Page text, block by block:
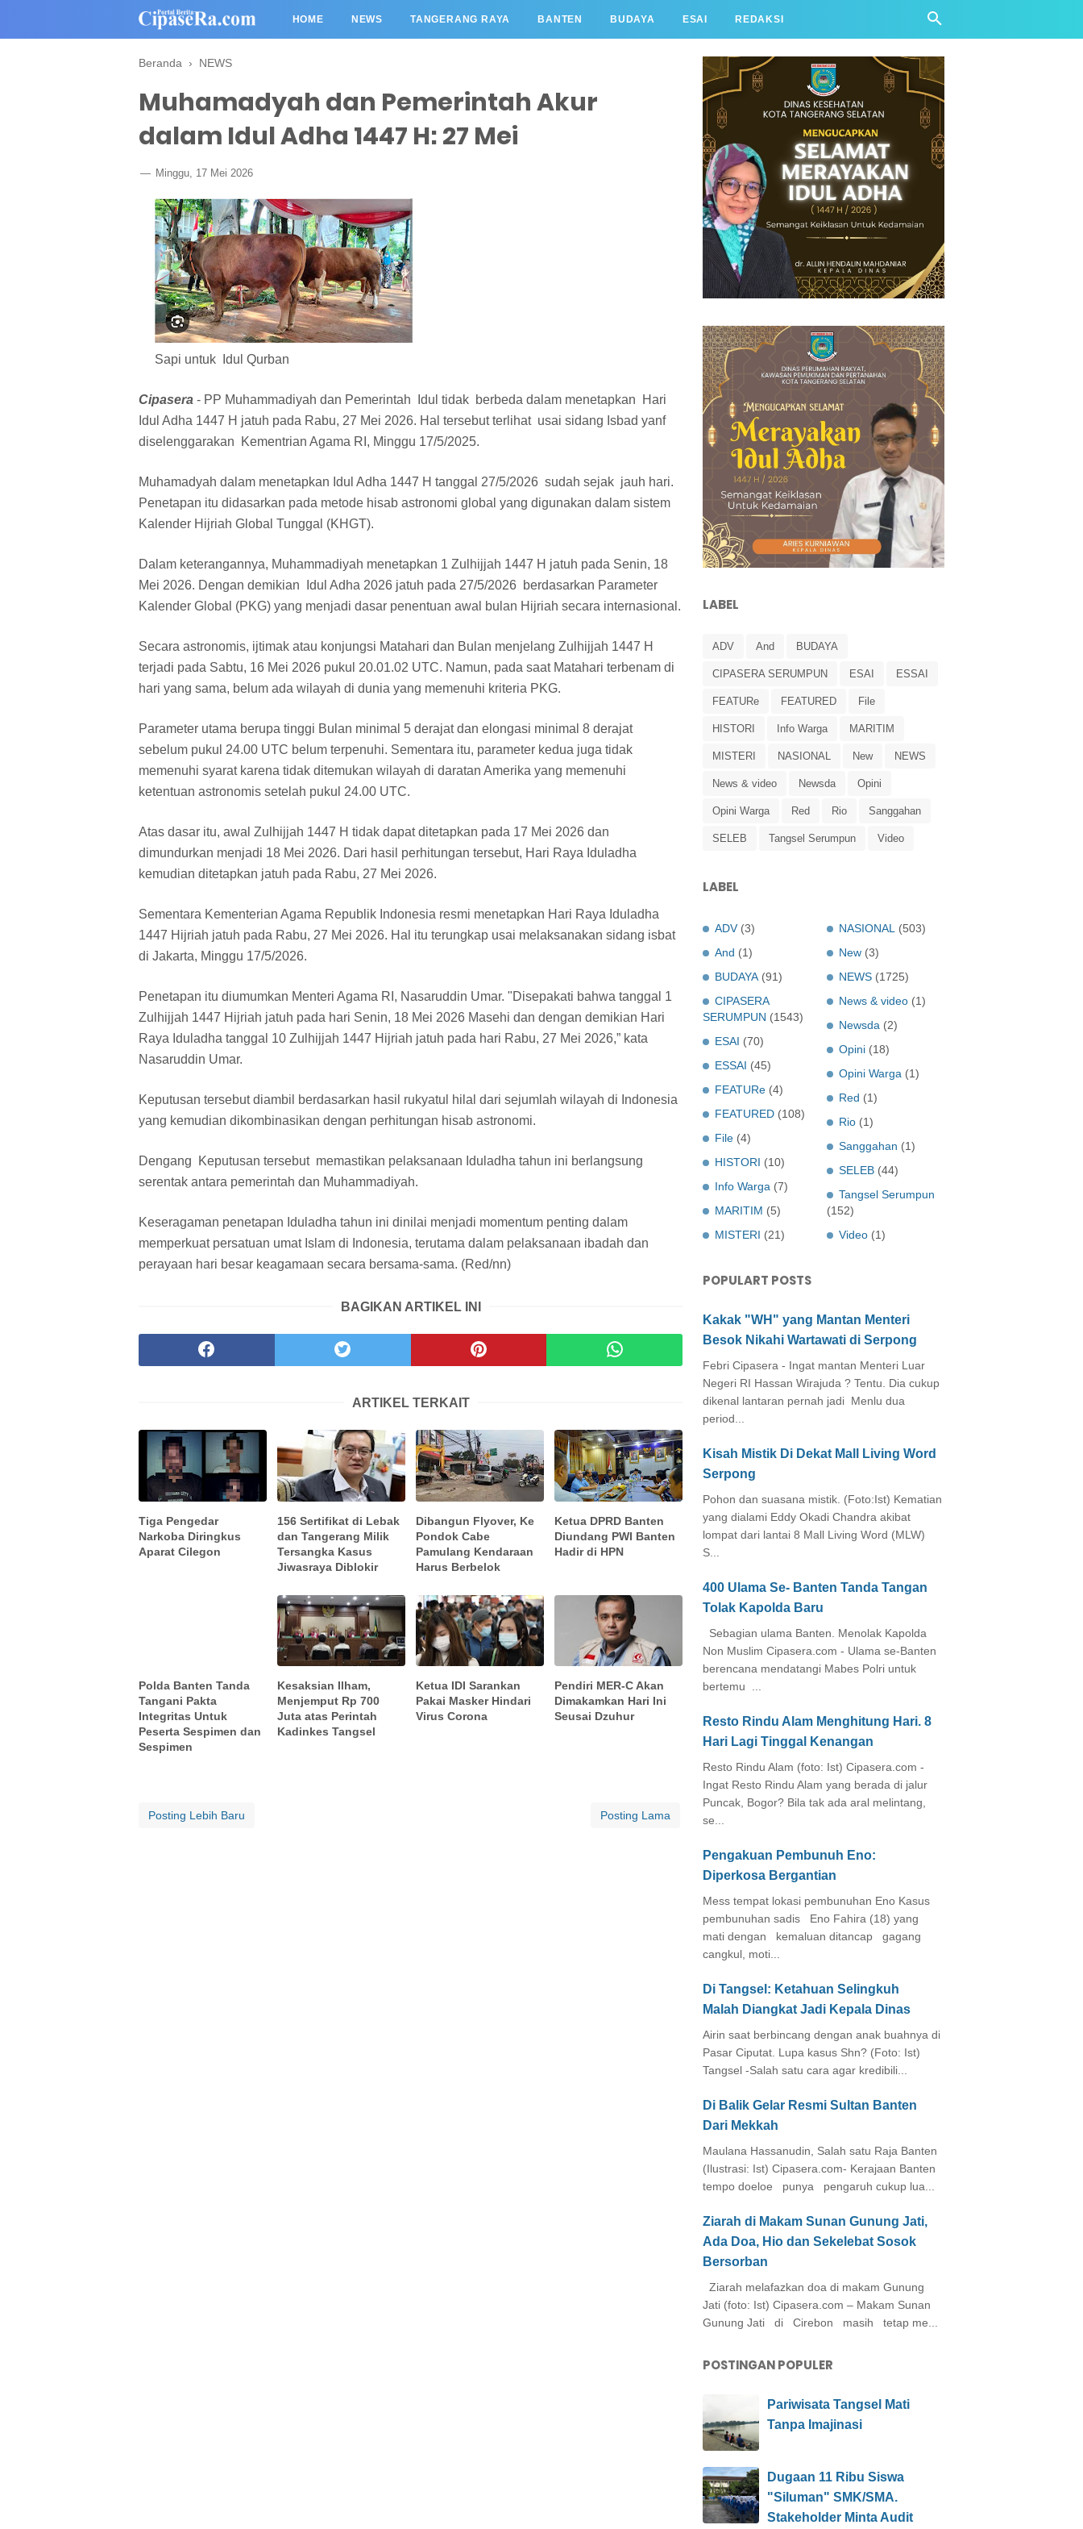
HOME NEWS TANGERANG RAYA BANTEN BUDAYA ESAI REDAKSI
Beranda › NEWS
Muhamadyah dan Pemerintah Akur
dalam Idul Adha 1447 H: 27 Mei
Minggu, 17 Mei 2026
Sapi untuk Idul Qurban
Cipasera - PP Muhammadiyah dan Pemerintah Idul tidak berbeda dalam menetapkan Hari
Idul Adha 1447 H jatuh pada Rabu, 27 Mei 2026. Hal tersebut terlihat usai sidang Isbad yanf
diselenggarakan Kementrian Agama RI, Minggu 17/5/2025.
Muhamadyah dalam menetapkan Idul Adha 1447 H tanggal 27/5/2026 sudah sejak jauh hari.
Penetapan itu didasarkan pada metode hisab astronomi global yang digunakan dalam sistem
Kalender Hijriah Global Tunggal (KHGT).
Dalam keterangannya, Muhammadiyah menetapkan 1 Zulhijjah 1447 H jatuh pada Senin, 18
Mei 2026. Dengan demikian Idul Adha 2026 jatuh pada 27/5/2026 berdasarkan Parameter
Kalender Global (PKG) yang menjadi dasar penentuan awal bulan Hijriah secara internasional.
Secara astronomis, ijtimak atau konjungsi Matahari dan Bulan menjelang Zulhijjah 1447 H
terjadi pada Sabtu, 16 Mei 2026 pukul 20.01.02 UTC. Namun, pada saat Matahari terbenam di
hari yang sama, belum ada wilayah di dunia yang memenuhi kriteria PKG.
Parameter utama berupa tinggi Bulan minimal 5 derajat dan elongasi minimal 8 derajat
sebelum pukul 24.00 UTC belum terpenuhi. Sementara itu, parameter kedua juga tidak
memenuhi syarat karena tidak ditemukan wilayah di daratan Amerika yang memenuhi
ketentuan astronomis setelah pukul 24.00 UTC.
Atas dasar itu, awal Zulhijjah 1447 H tidak dapat ditetapkan pada 17 Mei 2026 dan
dimundurkan menjadi 18 Mei 2026. Dari hasil perhitungan tersebut, Hari Raya Iduladha
kemudian ditetapkan jatuh pada Rabu, 27 Mei 2026.
Sementara Kementerian Agama Republik Indonesia resmi menetapkan Hari Raya Iduladha
1447 Hijriah jatuh pada Rabu, 27 Mei 2026. Hal itu terungkap usai melaksanakan sidang isbat
di Jakarta, Minggu 17/5/2026.
Penetapan itu diumumkan Menteri Agama RI, Nasaruddin Umar. "Disepakati bahwa tanggal 1
Zulhijjah 1447 Hijriah jatuh pada hari Senin, 18 Mei 2026 Masehi dan dengan demikian Hari
Raya Iduladha tanggal 10 Zulhijjah 1447 Hijriah jatuh pada hari Rabu, 27 Mei 2026,” kata
Nasaruddin Umar.
Keputusan tersebut diambil berdasarkan hasil rukyatul hilal dari sejumlah wilayah di Indonesia
yang kemudian dikombinasikan dengan perhitungan hisab astronomi.
Dengang Keputusan tersebut memastikan pelaksanaan Iduladha tahun ini berlangsung
serentak antara pemerintah dan Muhammadiyah.
Keseragaman penetapan Iduladha tahun ini dinilai menjadi momentum penting dalam
memperkuat persatuan umat Islam di Indonesia, terutama dalam pelaksanaan ibadah dan
perayaan hari besar keagamaan secara bersama-sama. (Red/nn)
BAGIKAN ARTIKEL INI
ARTIKEL TERKAIT
Tiga Pengedar
Narkoba Diringkus
Aparat Cilegon
156 Sertifikat di Lebak
dan Tangerang Milik
Tersangka Kasus
Jiwasraya Diblokir
Dibangun Flyover, Ke
Pondok Cabe
Pamulang Kendaraan
Harus Berbelok
Ketua DPRD Banten
Diundang PWI Banten
Hadir di HPN
Polda Banten Tanda
Tangani Pakta
Integritas Untuk
Peserta Sespimen dan
Sespimen
Kesaksian Ilham,
Menjemput Rp 700
Juta atas Perintah
Kadinkes Tangsel
Ketua IDI Sarankan
Pakai Masker Hindari
Virus Corona
Pendiri MER-C Akan
Dimakamkan Hari Ini
Seusai Dzuhur
Posting Lebih Baru Posting Lama
LABEL
ADV And BUDAYA
CIPASERA SERUMPUN ESAI ESSAI
FEATURe FEATURED File
HISTORI Info Warga MARITIM
MISTERI NASIONAL New NEWS
News & video Newsda Opini
Opini Warga Red Rio Sanggahan
SELEB Tangsel Serumpun Video
LABEL
ADV (3)
And (1)
BUDAYA (91)
CIPASERA
SERUMPUN (1543)
ESAI (70)
ESSAI (45)
FEATURe (4)
FEATURED (108)
File (4)
HISTORI (10)
Info Warga (7)
MARITIM (5)
MISTERI (21)
NASIONAL
(503)
New (3)
NEWS (1725)
News & video (1)
Newsda (2)
Opini (18)
Opini Warga (1)
Red (1)
Rio (1)
Sanggahan (1)
SELEB (44)
Tangsel Serumpun
(152)
Video (1)
POPULART POSTS
Kakak "WH" yang Mantan Menteri
Besok Nikahi Wartawati di Serpong
Febri Cipasera - Ingat mantan Menteri Luar
Negeri RI Hassan Wirajuda ? Tentu. Dia cukup
dikenal lantaran pernah jadi Menlu dua
period...
Kisah Mistik Di Dekat Mall Living Word
Serpong
Pohon dan suasana mistik. (Foto:Ist) Kematian
yang dialami Eddy Okadi Chandra akibat
lompat dari lantai 8 Mall Living Word (MLW)
S...
400 Ulama Se- Banten Tanda Tangan
Tolak Kapolda Baru
Sebagian ulama Banten. Menolak Kapolda
Non Muslim Cipasera.com - Ulama se-Banten
berencana mendatangi Mabes Polri untuk
bertemu ...
Resto Rindu Alam Menghitung Hari. 8
Hari Lagi Tinggal Kenangan
Resto Rindu Alam (foto: Ist) Cipasera.com -
Ingat Resto Rindu Alam yang berada di jalur
Puncak, Bogor? Bila tak ada aral melintang,
se...
Pengakuan Pembunuh Eno:
Diperkosa Bergantian
Mess tempat lokasi pembunuhan Eno Kasus
pembunuhan sadis Eno Fahira (18) yang
mati dengan kemaluan ditancap gagang
cangkul, moti...
Di Tangsel: Ketahuan Selingkuh
Malah Diangkat Jadi Kepala Dinas
Airin saat berbincang dengan anak buahnya di
Pasar Ciputat. Lupa kasus Shn? (Foto: Ist)
Tangsel -Salah satu cara agar kredibili...
Di Balik Gelar Resmi Sultan Banten
Dari Mekkah
Maulana Hassanudin, Salah satu Raja Banten
(Ilustrasi: Ist) Cipasera.com- Kerajaan Banten
tempo doeloe punya pengaruh cukup lua...
Ziarah di Makam Sunan Gunung Jati,
Ada Doa, Hio dan Sekelebat Sosok
Bersorban
Ziarah melafazkan doa di makam Gunung
Jati (foto: Ist) Cipasera.com – Makam Sunan
Gunung Jati di Cirebon masih tetap me...
POSTINGAN POPULER
Pariwisata Tangsel Mati
Tanpa Imajinasi
Dugaan 11 Ribu Siswa
"Siluman" SMK/SMA.
Stakeholder Minta Audit